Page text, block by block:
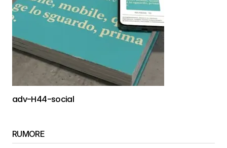
adv-H44-social
RUMORE